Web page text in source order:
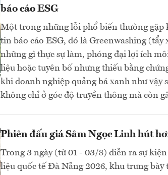
báo cáo ESG
Một trong những lỗi phổ biến thường gặp
tin báo cáo ESG, đó là Greenwashing
những gì thực sự làm, phóng đại lợi ích
liệu hoặc tuyên bố nhưng thiếu bằng
khi doanh nghiệp quảng bá xanh như vậy
không chỉ ở góc độ truyền thông mà còn
Phiên đấu giá Sâm Ngọc Linh hút
Trong 3 ngày (từ 01 - 03/8) diễn ra sự
liệu quốc tế Đà Nẵng 2026, khu trưng bày